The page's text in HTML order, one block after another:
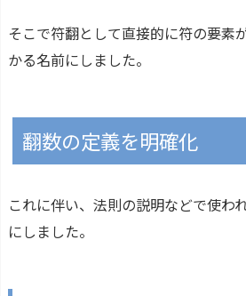
そこで符翻として直接的に符の要素
かる名前にしました。
翻数の定義を明確化
これに伴い、法則の説明などで使わ
にしました。